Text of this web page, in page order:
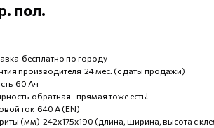
пол.
бесплатно по городу
производителя 24 мес. (с даты продажи)
60 Ач
обратная прямая тоже есть!
ток 640 А (EN)
(мм) 242x175x190 (длина, ширина, высота с